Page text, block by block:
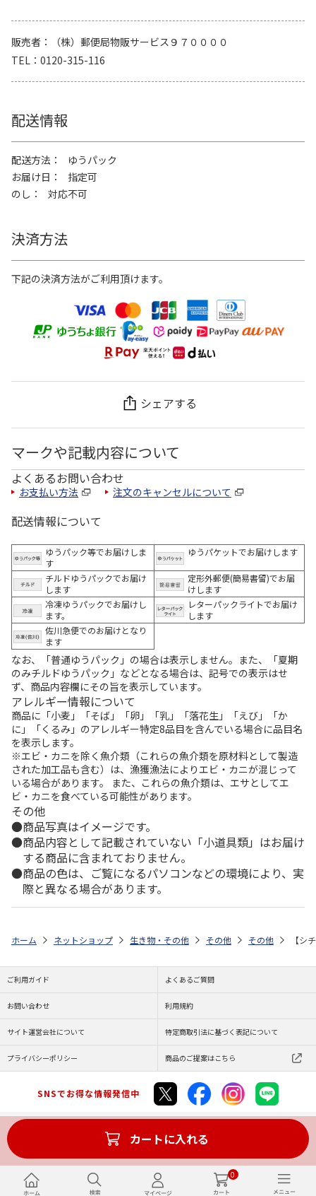
0
販売者
（株）郵便局物販サービス９７００００
TEL
0120-315-116
配送情報
配送方法
ゆうパック
お届け日
指定可
のし
対応不可
決済方法
下記の決済方法がご利用頂けます。
シェアする
マークや記載内容について
よくあるお問い合わせ
お支払い方法 注文のキャンセルについて
配送情報について
ゆうパック等でお届けしま
す
ゆうパケットでお届けします
チルドゆうパックでお届け
します
定形外郵便(簡易書留)でお届
けします
冷凍ゆうパックでお届けし
ます。
レターパックライトでお届け
します
佐川急便でのお届けとなり
ます
なお、「普通ゆうパック」の場合は表示しません。また、「夏期
のみチルドゆうパック」などとなる場合は、記号での表示はせ
ず、商品内容欄にその旨を表示しています。
アレルギー情報について
商品に「小麦」「そば」「卵」「乳」「落花生」「えび」「か
に」「くるみ」のアレルギー特定8品目を含んでいる場合に品目名
を表示します。
※エビ・カニを除く魚介類（これらの魚介類を原材料として製造
された加工品も含む）は、漁獲漁法によりエビ・カニが混じって
いる場合があります。 また、これらの魚介類は、エサとしてエ
ビ・カニを食べている可能性があります。
その他
商品写真はイメージです。
商品内容として記載されていない「小道具類」はお届け
する商品に含まれておりません。
商品の色は、ご覧になるパソコンなどの環境により、実
際と異なる場合があります。
カートに入れる
ホーム ネットショップ 生き物・その他 その他 その他 【シ
ご利用ガイド よくあるご質問
お問い合わせ 利用規約
サイト運営会社について 特定商取引法に基づく表記について
プライバシーポリシー 商品のご提案はこちら
SNSでお得な情報発信中